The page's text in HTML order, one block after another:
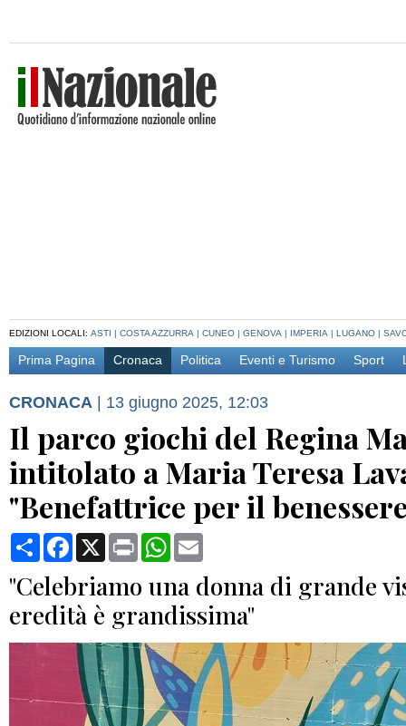
EDIZIONI LOCALI: ASTI | COSTA AZZURRA | CUNEO | GENOVA | IMPERIA | LUGANO |
Prima Pagina Cronaca Politica Eventi e Turismo Sport
CRONACA | 13 giugno 2025, 12:03
Il parco giochi del Regina
intitolato a Maria Teresa
"Benefattrice per il
CondividiFacebook
X Print WhatsApp
"Celebriamo una donna di grande
eredità è grandissima"